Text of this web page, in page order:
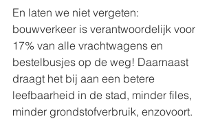
En laten we niet vergeten:
bouwverkeer is verantwoordelijk voor
17% van alle vrachtwagens en
bestelbusjes op de weg! Daarnaast
draagt het bij aan een betere
leefbaarheid in de stad, minder files,
minder grondstofverbruik, enzovoort.